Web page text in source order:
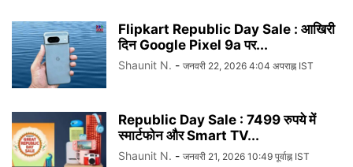
Flipkart Republic Day Sale : आखिरी
दिन Google Pixel 9a पर...
Shaunit N. - जनवरी 22, 2026 4:04 अपराह्न IST
Republic Day Sale : 7499 रुपये में
स्मार्टफोन और Smart TV...
Shaunit N. - जनवरी 21, 2026 10:49 पूर्वाह्न IST